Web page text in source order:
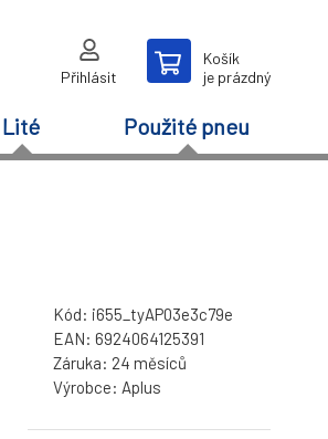
Přihlásit
Košík
je prázdný
Lité Použité pneu
Kód: i655_tyAP03e3c79e
EAN: 6924064125391
Záruka: 24 měsíců
Výrobce: Aplus